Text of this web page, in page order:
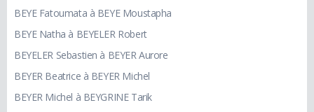
BEYE Fatoumata à BEYE Moustapha
BEYE Natha à BEYELER Robert
BEYELER Sebastien à BEYER Aurore
BEYER Beatrice à BEYER Michel
BEYER Michel à BEYGRINE Tarik